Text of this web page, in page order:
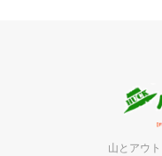
山とアウ